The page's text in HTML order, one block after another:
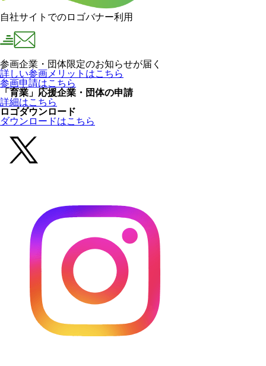
自社サイトでのロゴバナー利用
参画企業・団体限定のお知らせが届く
詳しい参画メリットはこちら
参画申請はこちら
「育業」応援企業・団体の申請
詳細はこちら
ロゴダウンロード
ダウンロードはこちら